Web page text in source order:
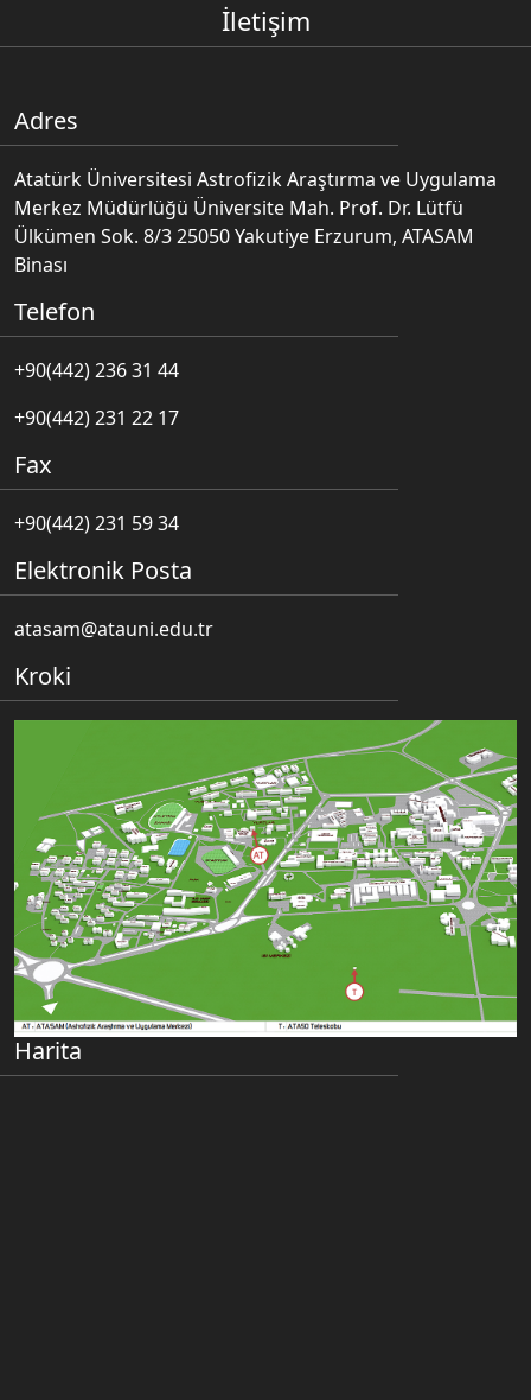
İletişim
Adres
Atatürk Üniversitesi Astrofizik Araştırma ve Uygulama
Merkez Müdürlüğü Üniversite Mah. Prof. Dr. Lütfü
Ülkümen Sok. 8/3 25050 Yakutiye Erzurum, ATASAM
Binası
Telefon
+90(442) 236 31 44
+90(442) 231 22 17
Fax
+90(442) 231 59 34
Elektronik Posta
atasam@atauni.edu.tr
Kroki
Harita